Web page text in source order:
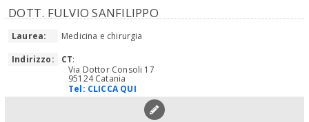
DOTT. FULVIO SANFILIPPO
Laurea:
Medicina e chirurgia
Indirizzo:
CT:
Via Dottor Consoli 17
95124 Catania
Tel: CLICCA QUI